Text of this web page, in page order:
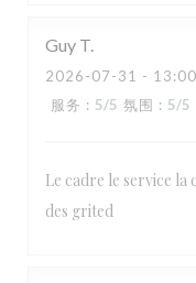
Guy T
2026-07-31 -
服务 : 5/5 氛围 : 5/5
Le cadre le service la
des grited